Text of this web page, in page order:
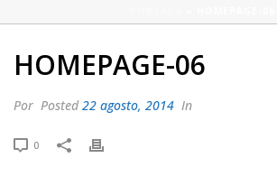
HOMEPAGE-06
Por Posted22 agosto, 2014 In
0